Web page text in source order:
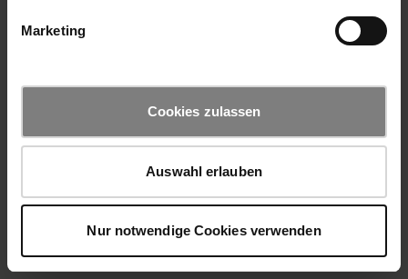
Marketing
Cookies zulassen
Auswahl erlauben
Nur notwendige Cookies verwenden